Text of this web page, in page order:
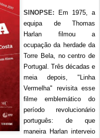
SINOPSE:
Em 1975, a
equipa de Thomas
Harlan filmou a
ocupação da herdade da
Torre Bela, no centro de
Portugal. Três décadas e
meia depois, "Linha
Vermelha" revisita esse
filme emblemático do
período revolucionário
português: de que
maneira Harlan interveio